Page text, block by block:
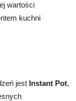
wartości
kuchni
jest Instant Pot,